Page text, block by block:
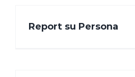
Report su Persona